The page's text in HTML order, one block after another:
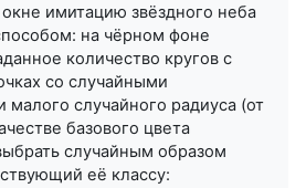
имитацию звёздного неба
на чёрном фоне
количество кругов с
со случайными
малого случайного радиуса (от
базового цвета
случайным образом
её классу: